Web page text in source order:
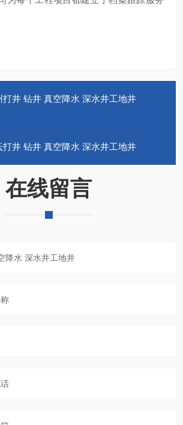
打井 钻井 真空降水 深水井工地井
打井 钻井 真空降水 深水井工地井
在线留言